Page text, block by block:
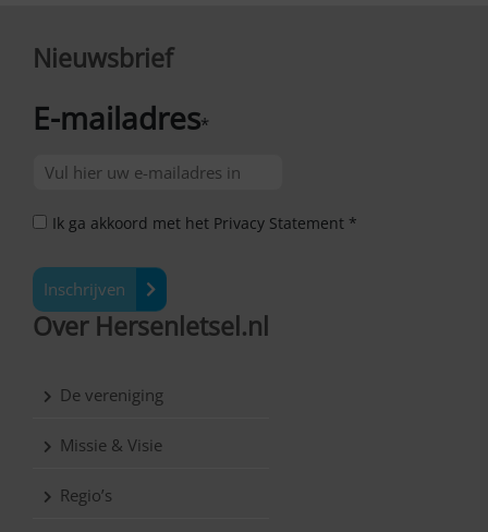
Nieuwsbrief
E-mailadres*
Ik ga akkoord met het Privacy Statement *
Inschrijven
Over Hersenletsel.nl
De vereniging
Missie & Visie
Regio’s